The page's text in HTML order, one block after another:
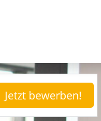
Jetzt bewerben!